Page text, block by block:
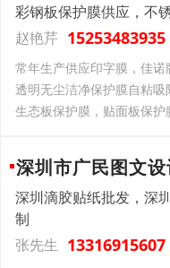
彩钢板保护膜供应，不
赵艳芹 15253483935
常年生产供应印字膜，佳诺
透明无尘洁净保护膜自粘
生态板保护膜，贴面板保护
深圳市广民图文
深圳滴胶贴纸批发，深
制
张先生 13316915607